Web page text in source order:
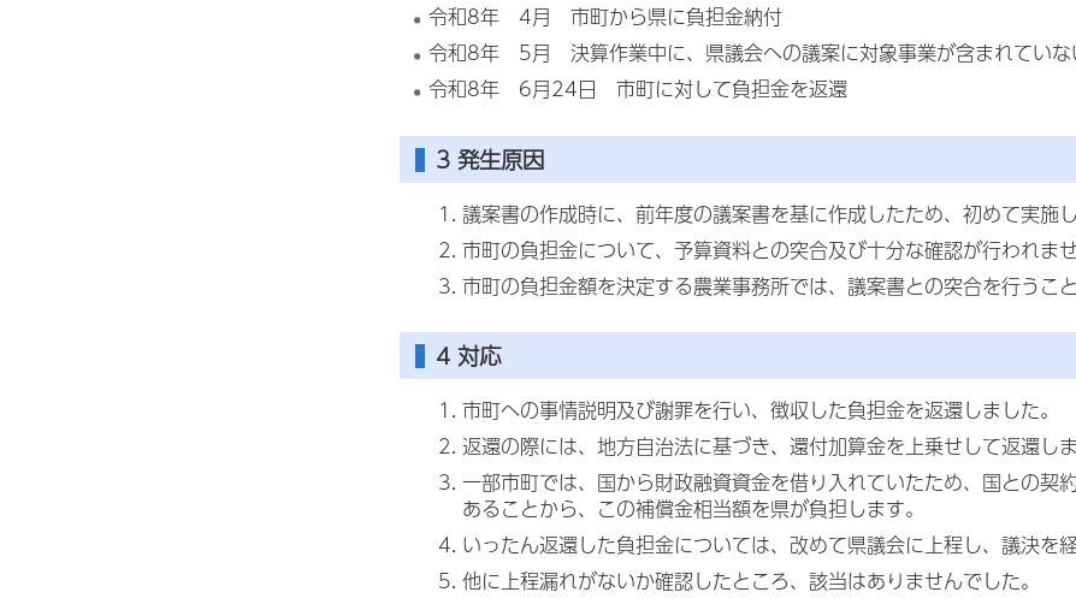
令和8年 4月 市町から県に負担金納付
令和8年 5月 決算作業中に、県議会への議案に対象事業が含まれていな
令和8年 6月24日 市町に対して負担金を返還
3 発生原因
議案書の作成時に、前年度の議案書を基に作成したため、初めて実施
市町の負担金について、予算資料との突合及び十分な確認が行われませ
市町の負担金額を決定する農業事務所では、議案書との突合を行うこ
4 対応
市町への事情説明及び謝罪を行い、徴収した負担金を返還しました。
返還の際には、地方自治法に基づき、還付加算金を上乗せして返還しま
一部市町では、国から財政融資資金を借り入れていたため、国との契
あることから、この補償金相当額を県が負担します。
いったん返還した負担金については、改めて県議会に上程し、議決を
他に上程漏れがないか確認したところ、該当はありませんでした。